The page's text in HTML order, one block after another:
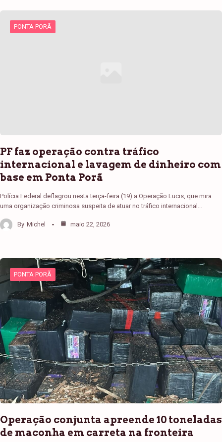
PONTA PORÃ
PF faz operação contra tráfico
internacional e lavagem de dinheiro com
base em Ponta Porã
Polícia Federal deflagrou nesta terça-feira (19) a Operação Lucis, que mira
uma organização criminosa suspeita de atuar no tráfico internacional…
By Michel maio 22, 2026
PONTA PORÃ
Operação conjunta apreende 10 toneladas
de maconha em carreta na fronteira